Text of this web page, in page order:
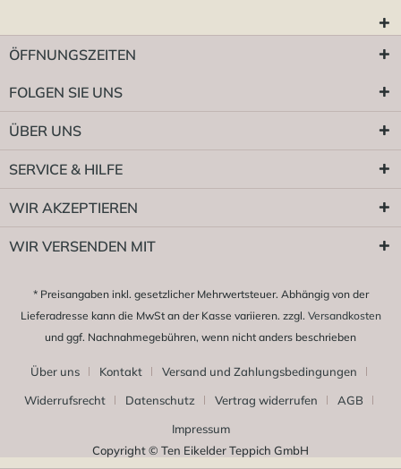
ÖFFNUNGSZEITEN
FOLGEN SIE UNS
ÜBER UNS
SERVICE & HILFE
WIR AKZEPTIEREN
WIR VERSENDEN MIT
* Preisangaben inkl. gesetzlicher Mehrwertsteuer. Abhängig von der
Lieferadresse kann die MwSt an der Kasse variieren. zzgl. Versandkosten
und ggf. Nachnahmegebühren, wenn nicht anders beschrieben
Über uns Kontakt
Versand und Zahlungsbedingungen
Widerrufsrecht
Datenschutz Vertrag widerrufen
AGB
Impressum
Copyright © Ten Eikelder Teppich GmbH